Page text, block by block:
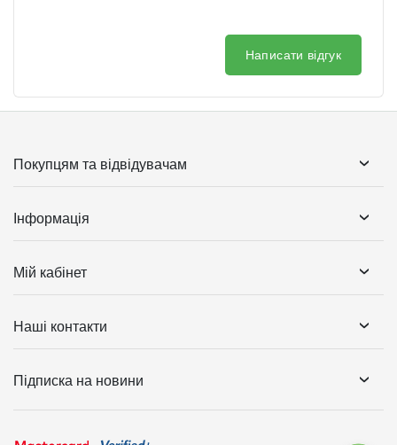
Написати відгук
Покупцям та відвідувачам
Інформація
Мій кабінет
Наші контакти
Підписка на новини